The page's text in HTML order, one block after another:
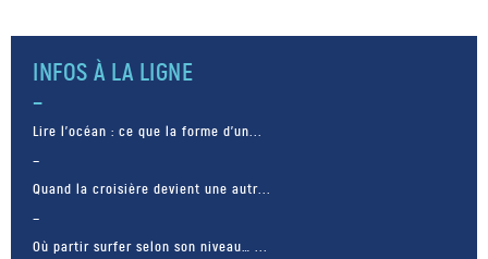
INFOS À LA LIGNE
Lire l’océan : ce que la forme d’un...
Quand la croisière devient une autr...
Où partir surfer selon son niveau… ...